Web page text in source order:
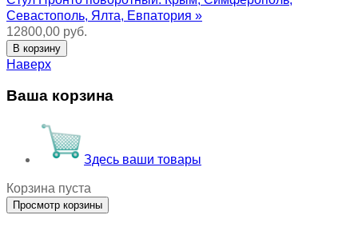
Севастополь, Ялта, Евпатория »
12800,00 руб.
Наверх
Ваша корзина
Здесь ваши товары
Корзина пуста